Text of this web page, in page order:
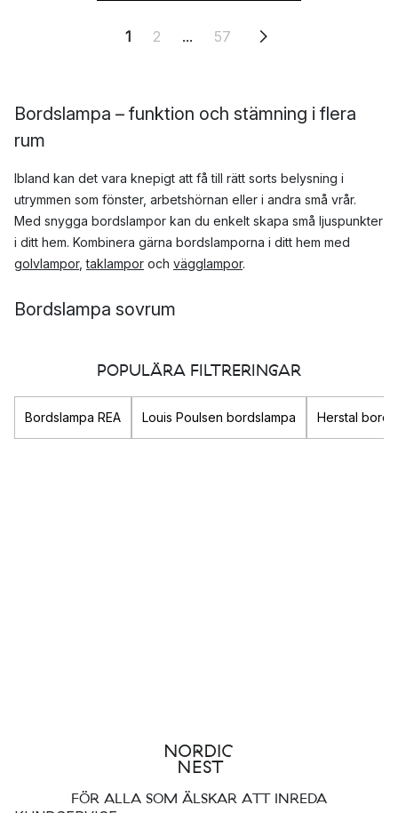
1 2 ... 57
Bordslampa – funktion och stämning i flera
rum
Ibland kan det vara knepigt att få till rätt sorts belysning i
utrymmen som fönster, arbetshörnan eller i andra små vrår.
Med snygga bordslampor kan du enkelt skapa små ljuspunkter
i ditt hem. Kombinera gärna bordslamporna i ditt hem med
golvlampor,taklampor och vägglampor.
Bordslampa sovrum
med en riktbar bordslampa som du enkelt kan reglera
stämningsfull belysning och kan samtidigt vrida upp ljusstyrkan
Bordslampa – Färg
POPULÄRA FILTRERINGAR
Bordslampa REA Louis Poulsen bordslampa Herstal
FÖR ALLA SOM ÄLSKAR ATT INREDA